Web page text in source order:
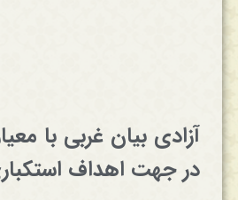
آزادی بیان غربی با
در جهت اهداف